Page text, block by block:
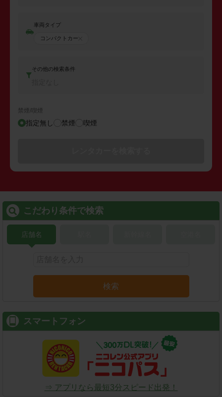
車両タイプ
コンパクトカー
その他の検索条件
禁煙/喫煙
指定無し 禁煙 喫煙
こだわり条件で検索
店舗名
検索
スマートフォン
⇒ アプリなら最短3分スピード出発！